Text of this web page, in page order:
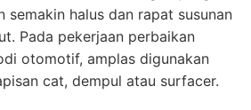
semakin halus dan rapat susunan
Pada pekerjaan perbaikan
otomotif, amplas digunakan
cat, dempul atau surfacer.